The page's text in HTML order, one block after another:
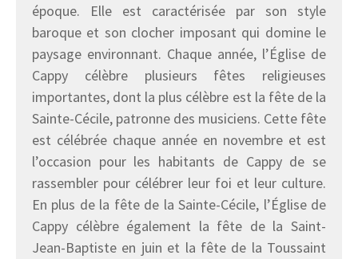
époque. Elle est caractérisée par son style
baroque et son clocher imposant qui domine le
paysage environnant. Chaque année, l’Église de
Cappy célèbre plusieurs fêtes religieuses
importantes, dont la plus célèbre est la fête de la
Sainte-Cécile, patronne des musiciens. Cette fête
est célébrée chaque année en novembre et est
l’occasion pour les habitants de Cappy de se
rassembler pour célébrer leur foi et leur culture.
En plus de la fête de la Sainte-Cécile, l’Église de
Cappy célèbre également la fête de la Saint-
Jean-Baptiste en juin et la fête de la Toussaint